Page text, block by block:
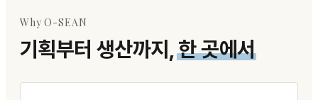
Why O-SEAN
기획부터 생산까지,한 곳에서